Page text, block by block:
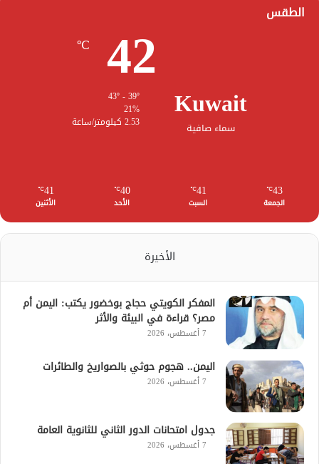
الطقس
Kuwait
سماء صافية
42
℃
21%
2.53 كيلومتر/ساعة
43
℃
الجمعة
41
℃
السبت
40
℃
الأحد
41
℃
الأثنين
الأخيرة
المفكر الكويتي حجاج بوخضور يكتب: اليمن أم
مصر؟ قراءة في البيئة والأثر
7 أغسطس، 2026
اليمن.. هجوم حوثي بالصواريخ والطائرات
7 أغسطس، 2026
جدول امتحانات الدور الثاني للثانوية العامة
7 أغسطس، 2026